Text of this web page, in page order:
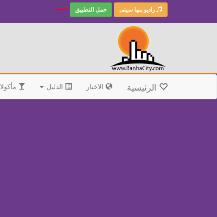
راديو بنها سيتى حمل التطبيق
الرئيسية الاخبار الدليل